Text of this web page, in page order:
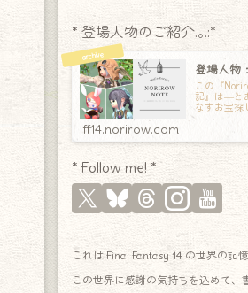
* 登場人物のご紹介.｡.:*
登場人物
この『
記』は―と
なすお宝探
な Final
ff14.norirow.com
* Follow me! *
これは Final Fantasy 14 の世界の記
この世界に感謝の気持ちを込めて、